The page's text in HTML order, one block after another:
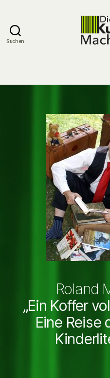
Suchen
Roland
„Ein Koffer
Eine Reise